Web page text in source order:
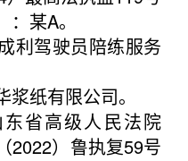
某A。
驾驶员陪练服务
纸有限公司。
省高级人民法院
2022）鲁执复59号